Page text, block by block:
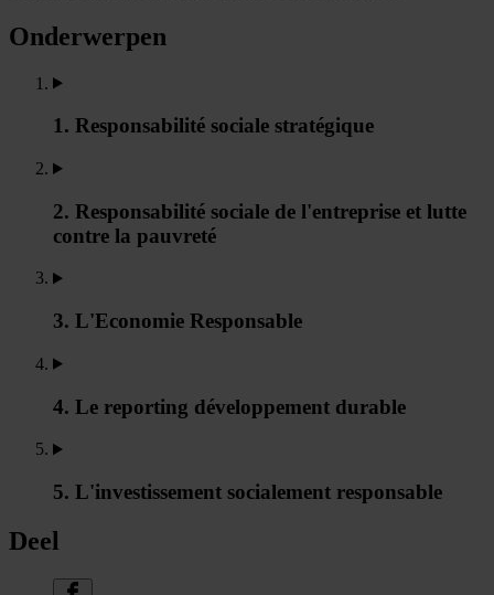
Onderwerpen
1. Responsabilité sociale stratégique
2. Responsabilité sociale de l'entreprise et lutte
contre la pauvreté
3. L'Economie Responsable
4. Le reporting développement durable
5. L'investissement socialement responsable
Deel